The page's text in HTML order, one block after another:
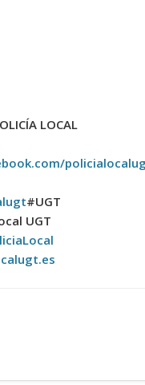
LOCAL
#UGT
UGT